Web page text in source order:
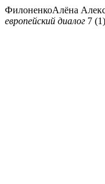
ФилоненкоАлёна
европейский диалог 7